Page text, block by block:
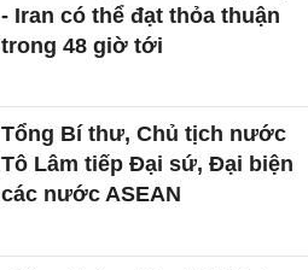
- Iran có thể đạt thỏa thuận
trong 48 giờ tới
Tổng Bí thư, Chủ tịch nước
Tô Lâm tiếp Đại sứ, Đại biện
các nước ASEAN